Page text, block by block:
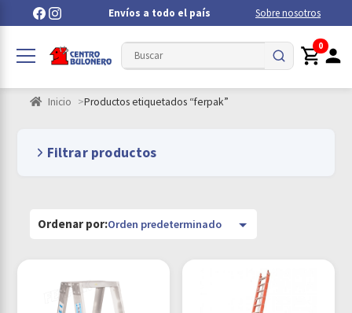
Envíos a todo el país Sobre nosotros
0
Inicio Productos etiquetados “ferpak”
Filtrar productos